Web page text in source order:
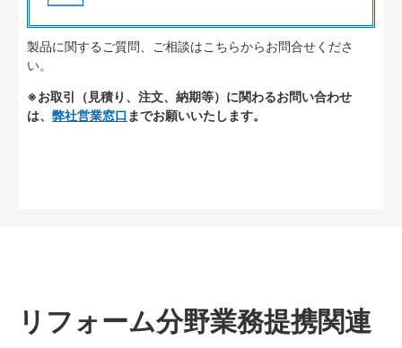
製品に関するご質問、ご相談はこちらからお問合せくださ
い。
※お取引（見積り、注文、納期等）に関わるお問い合わせ
は、 弊社営業窓口 までお願いいたします。
リフォーム分野業務提携関連